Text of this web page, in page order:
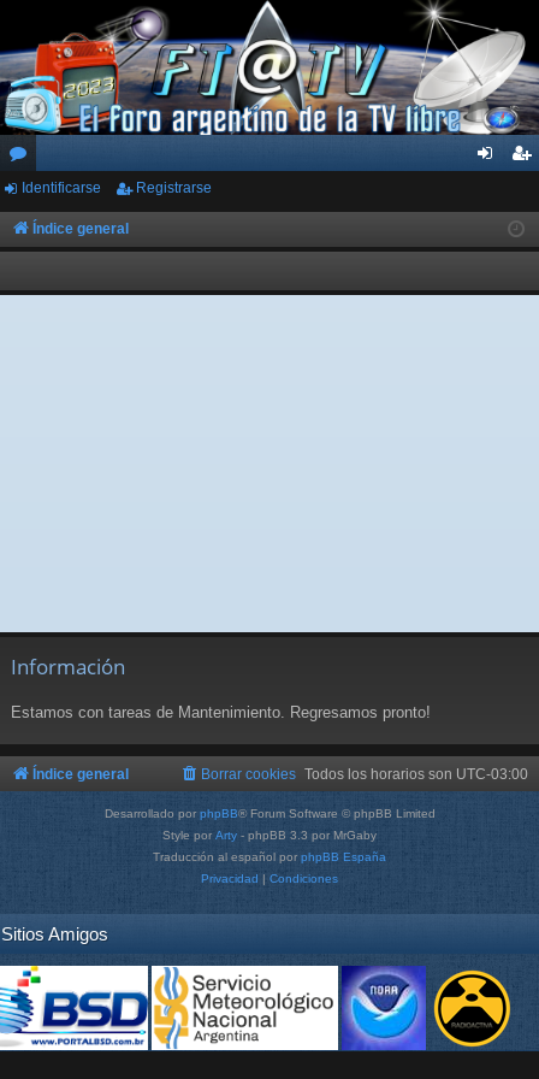
or
os
ar
ist
rs
Identificarse Registrarse
Índice general
Información
Estamos con tareas de Mantenimiento. Regresamos pronto!
Índice general Todos los horarios son UTC-03:00
Borrar cookies
Desarrollado por phpBB® Forum Software © phpBB Limited
Style por Arty - phpBB 3.3 por MrGaby
Traducción al español por phpBB España
Privacidad | Condiciones
Sitios Amigos